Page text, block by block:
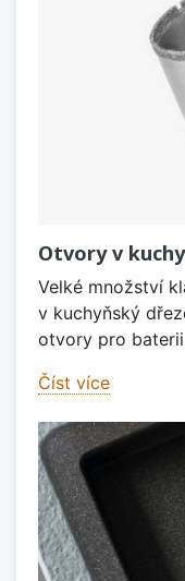
Otvory v
Velké množství
v kuchyňský
otvory pro
Číst více